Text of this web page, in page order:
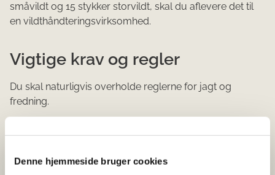
Denne hjemmeside bruger cookies
småvildt og 15 stykker storvildt, skal du aflevere det til
en vildthåndteringsvirksomhed.​
Vigtige ​krav og regler​
Du skal naturligvis overholde reglerne for jagt og
fredning.
ikke udsættes for forurening eller anden skadelig